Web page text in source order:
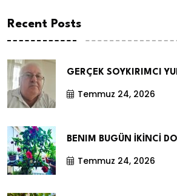
Recent Posts
GERÇEK SOYKIRIMCI
Temmuz 24, 2026
BENIM BUGÜN İKİNCİ
Temmuz 24, 2026